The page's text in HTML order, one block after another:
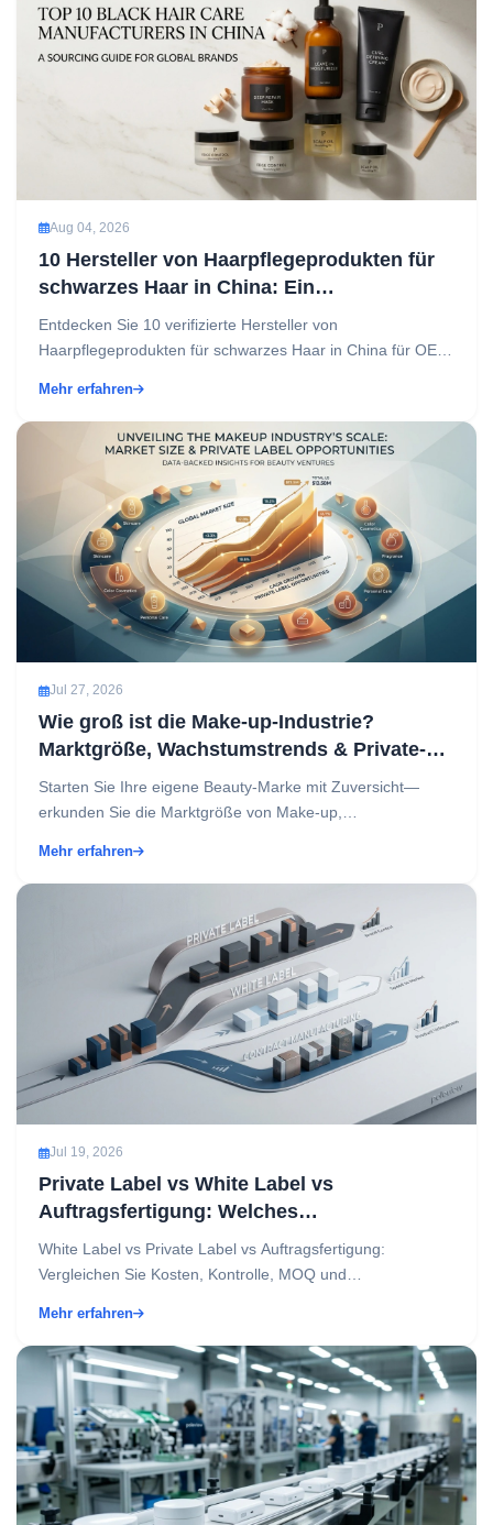
Aug 04, 2026
10 Hersteller von Haarpflegeprodukten für
schwarzes Haar in China: Ein
Beschaffungsleitfaden für globale Marken
Entdecken Sie 10 verifizierte Hersteller von
Haarpflegeprodukten für schwarzes Haar in China für OEM
Formulierungskompetenz, Ze...
Mehr erfahren
Jul 27, 2026
Wie groß ist die Make-up-Industrie?
Marktgröße, Wachstumstrends & Private-
Label-Möglichkeiten
Starten Sie Ihre eigene Beauty-Marke mit Zuversicht—
erkunden Sie die Marktgröße von Make-up,
Mehr erfahren
Jul 19, 2026
Private Label vs White Label vs
Auftragsfertigung: Welches
Beschaffungsmodell passt zu Ihrem
Unternehmen?
White Label vs Private Label vs Auftragsfertigung:
Vergleichen Sie Kosten, Kontrolle, MOQ und
Mehr erfahren